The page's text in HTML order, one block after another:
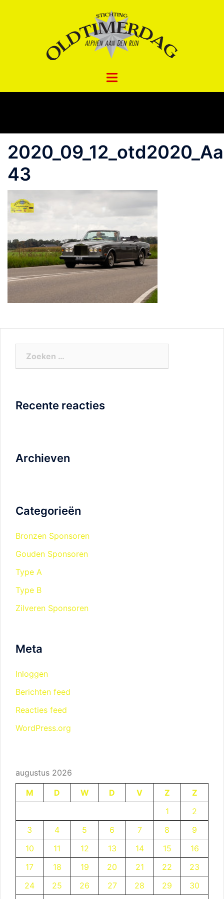
43
Recente reacties
Archieven
Categorieën
Bronzen Sponsoren
Gouden Sponsoren
Type A
Type B
Zilveren Sponsoren
Meta
Inloggen
Berichten feed
Reacties feed
WordPress.org
augustus 2026
M
D W D V Z
Z
1
2
3
4 5 6 7 8
9
10
11 12 13 14 15
16
17
18 19 20 21 22
23
24
25 26 27 28 29 30